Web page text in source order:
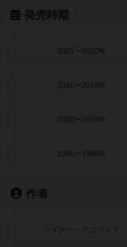
発売時期
2021〜2022年
2016〜2018年
2000〜2010年
1980〜1990年
作者
ライナー・クニツィア